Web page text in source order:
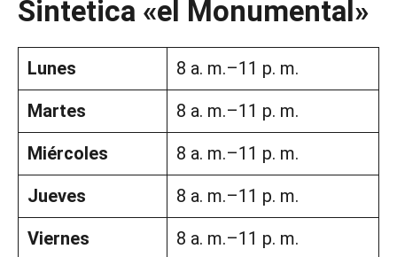
Sintetica «el Monumental»
Lunes
8 a. m.–11 p. m.
Martes
8 a. m.–11 p. m.
Miércoles
8 a. m.–11 p. m.
Jueves
8 a. m.–11 p. m.
Viernes
8 a. m.–11 p. m.